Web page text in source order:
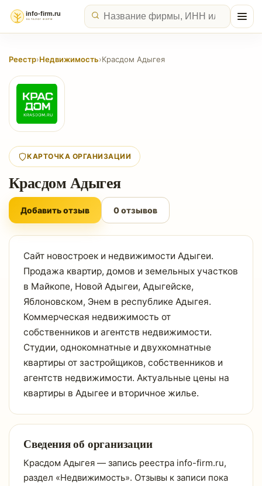
Реестр›Недвижимость›Красдом Адыгея
КАРТОЧКА ОРГАНИЗАЦИИ
Красдом Адыгея
Добавить отзыв 0 отзывов
Сайт новостроек и недвижимости Адыгеи.
Продажа квартир, домов и земельных участков
в Майкопе, Новой Адыгеи, Адыгейске,
Яблоновском, Энем в республике Адыгея.
Коммерческая недвижимость от
собственников и агентств недвижимости.
Студии, однокомнатные и двухкомнатные
квартиры от застройщиков, собственников и
агентств недвижимости. Актуальные цены на
квартиры в Адыгее и вторичное жилье.
Сведения об организации
Красдом Адыгея — запись реестра info-firm.ru,
раздел «Недвижимость». Отзывы к записи пока